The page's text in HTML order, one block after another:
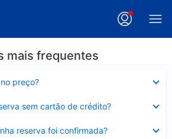
mais frequentes
preço?
sem cartão de crédito?
reserva foi confirmada?